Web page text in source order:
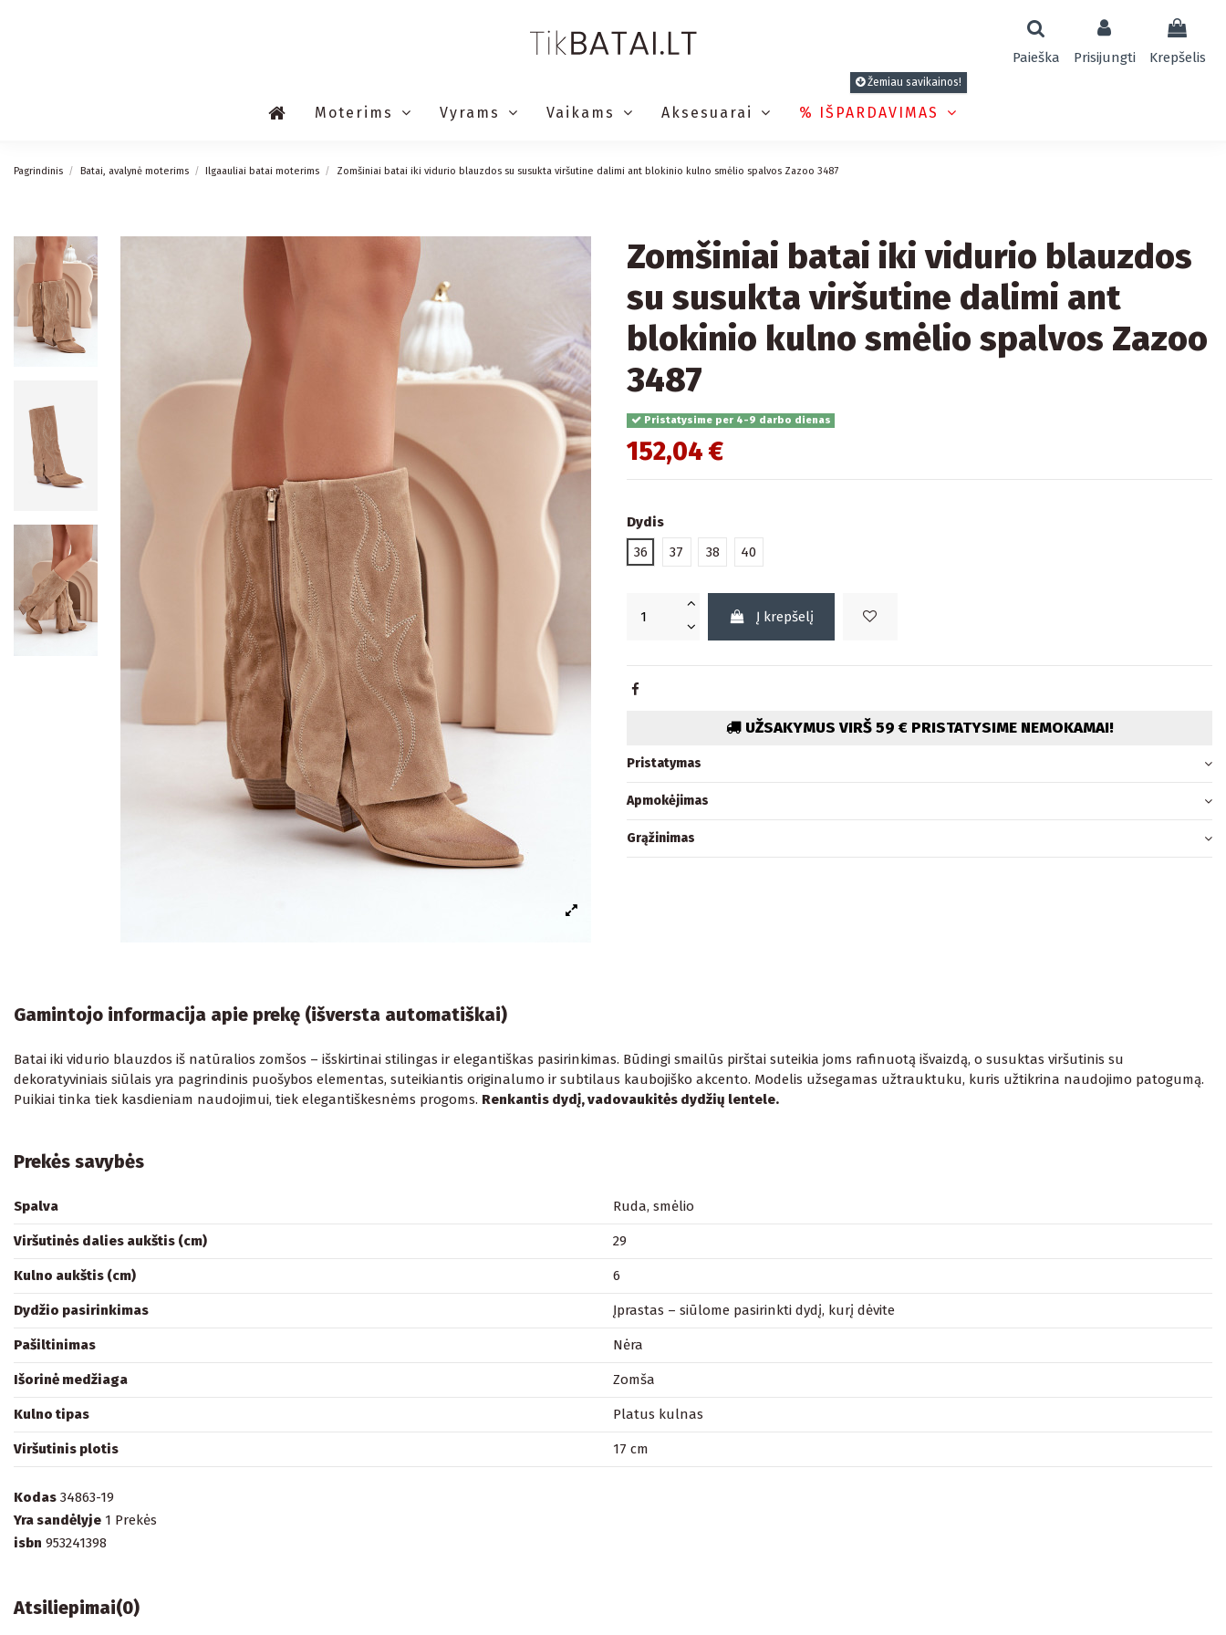
Paieška Prisijungti Krepšelis
Moterims Vyrams Vaikams Aksesuarai % IŠPARDAVIMAS
Žemiau savikainos!
Pagrindinis Batai, avalynė moterims Ilgaauliai batai moterims Zomšiniai batai iki vidurio blauzdos su susukta viršutine dalimi ant blokinio kulno smėlio spalvos Zazoo 3487
Zomšiniai batai iki vidurio blauzdos
su susukta viršutine dalimi ant
blokinio kulno smėlio spalvos Zazoo
3487
Pristatysime per 4-9 darbo dienas
152,04 €
Dydis
36
37 38 40
Į krepšelį
UŽSAKYMUS VIRŠ 59 € PRISTATYSIME NEMOKAMAI!
Pristatymas
Apmokėjimas
Grąžinimas
Gamintojo informacija apie prekę (išversta automatiškai)
Batai iki vidurio blauzdos iš natūralios zomšos – išskirtinai stilingas ir elegantiškas pasirinkimas. Būdingi smailūs pirštai suteikia joms rafinuotą išvaizdą, o susuktas viršutinis su
dekoratyviniais siūlais yra pagrindinis puošybos elementas, suteikiantis originalumo ir subtilaus kaubojiško akcento. Modelis užsegamas užtrauktuku, kuris užtikrina naudojimo patogumą.
Puikiai tinka tiek kasdieniam naudojimui, tiek elegantiškesnėms progoms. Renkantis dydį, vadovaukitės dydžių lentele.
Prekės savybės
Spalva Ruda, smėlio
Viršutinės dalies aukštis (cm) 29
Kulno aukštis (cm) 6
Dydžio pasirinkimas Įprastas – siūlome pasirinkti dydį, kurį dėvite
Pašiltinimas Nėra
Išorinė medžiaga Zomša
Kulno tipas Platus kulnas
Viršutinis plotis 17 cm
Kodas 34863-19
Yra sandėlyje 1 Prekės
isbn 953241398
Atsiliepimai(0)